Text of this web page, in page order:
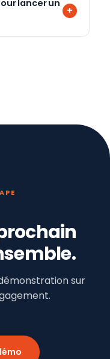
lancer un
sur